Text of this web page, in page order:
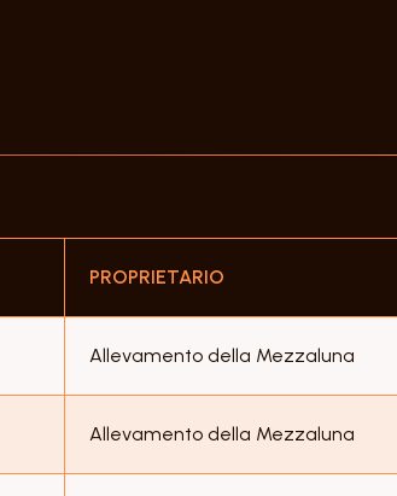
PROPRIETARIO
Allevamento della Mezzaluna
Allevamento della Mezzaluna